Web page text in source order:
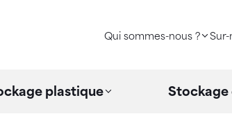
Qui sommes-nous ?
plastique